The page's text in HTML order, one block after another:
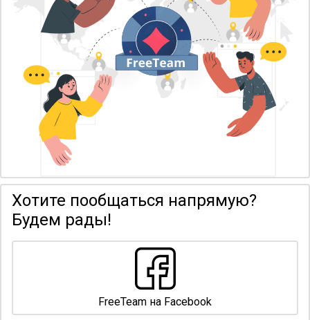
Хотите пообщаться напрямую?
Будем рады!
FreeTeam на Facebook